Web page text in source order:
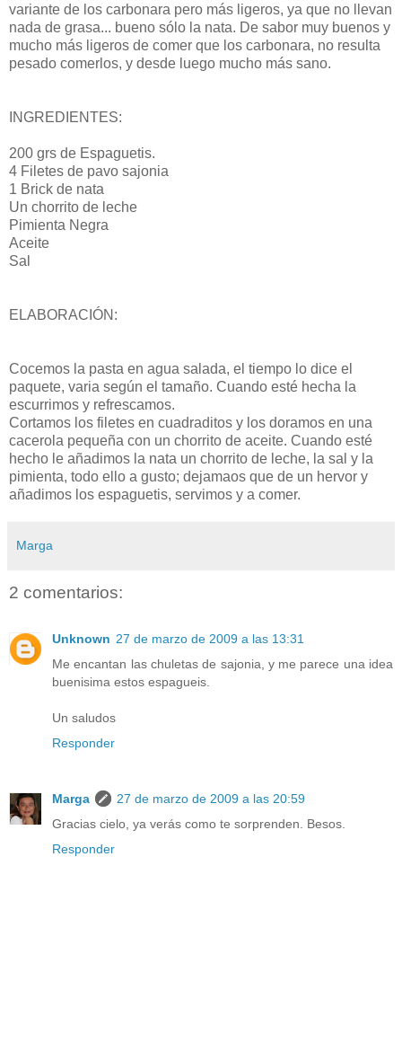
variante de los carbonara pero más ligeros, ya que no llevan
nada de grasa... bueno sólo la nata. De sabor muy buenos y
mucho más ligeros de comer que los carbonara, no resulta
pesado comerlos, y desde luego mucho más sano.
INGREDIENTES:
200 grs de Espaguetis.
4 Filetes de pavo sajonia
1 Brick de nata
Un chorrito de leche
Pimienta Negra
Aceite
Sal
ELABORACIÓN:
Cocemos la pasta en agua salada, el tiempo lo dice el
paquete, varia según el tamaño. Cuando esté hecha la
escurrimos y refrescamos.
Cortamos los filetes en cuadraditos y los doramos en una
cacerola pequeña con un chorrito de aceite. Cuando esté
hecho le añadimos la nata un chorrito de leche, la sal y la
pimienta, todo ello a gusto; dejamaos que de un hervor y
añadimos los espaguetis, servimos y a comer.
Marga
2 comentarios:
Unknown 27 de marzo de 2009 a las 13:31
Me encantan las chuletas de sajonia, y me parece una idea
buenisima estos espagueis.
Un saludos
Responder
Marga
27 de marzo de 2009 a las 20:59
Gracias cielo, ya verás como te sorprenden. Besos.
Responder